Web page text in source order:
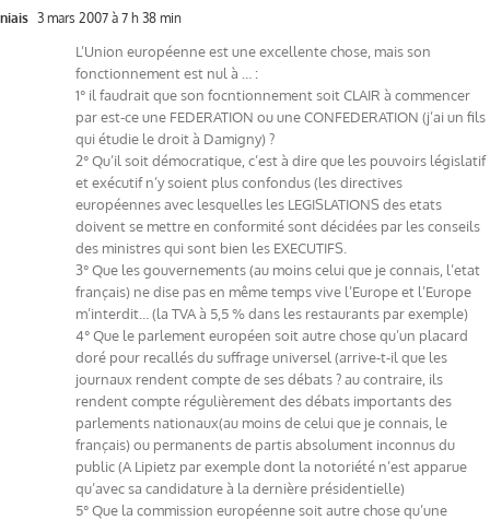
niais 3 mars 2007 à 7 h 38 min
L’Union européenne est une excellente chose, mais son
fonctionnement est nul à … :
1° il faudrait que son focntionnement soit CLAIR à commencer
par est-ce une FEDERATION ou une CONFEDERATION (j’ai un fils
qui étudie le droit à Damigny) ?
2° Qu’il soit démocratique, c’est à dire que les pouvoirs législatif
et exécutif n’y soient plus confondus (les directives
européennes avec lesquelles les LEGISLATIONS des etats
doivent se mettre en conformité sont décidées par les conseils
des ministres qui sont bien les EXECUTIFS.
3° Que les gouvernements (au moins celui que je connais, l’etat
français) ne dise pas en même temps vive l’Europe et l’Europe
m’interdit… (la TVA à 5,5 % dans les restaurants par exemple)
4° Que le parlement européen soit autre chose qu’un placard
doré pour recallés du suffrage universel (arrive-t-il que les
journaux rendent compte de ses débats ? au contraire, ils
rendent compte régulièrement des débats importants des
parlements nationaux(au moins de celui que je connais, le
français) ou permanents de partis absolument inconnus du
public (A Lipietz par exemple dont la notoriété n’est apparue
qu’avec sa candidature à la dernière présidentielle)
5° Que la commission européenne soit autre chose qu’une